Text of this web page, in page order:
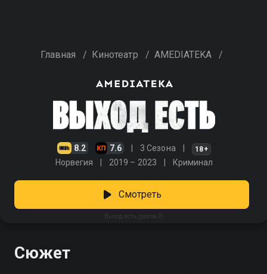
Главная / Кинотеатр / AMEDIATEKA /
8.2 7.6 3 Сезона 18+
Норвегия 2019 – 2023 Криминал
Выход есть (сезон 3)
Смотреть
Сюжет